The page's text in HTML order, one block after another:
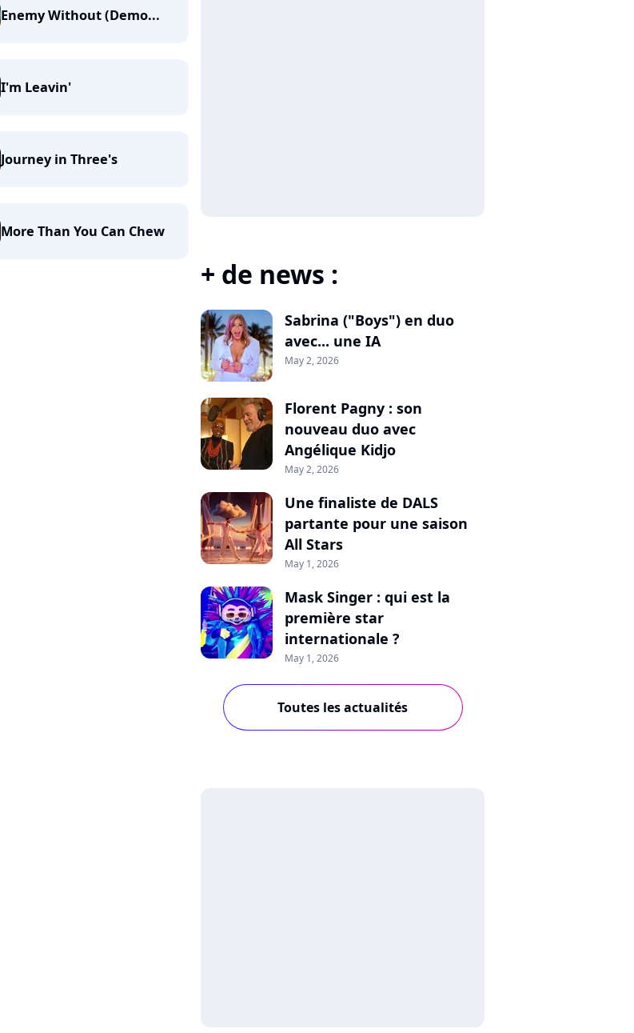
Enemy Without (Demo...
I'm Leavin'
Journey in Three's
More Than You Can Chew
+ de news :
Sabrina ("Boys") en duo
avec... une IA
May 2, 2026
Florent Pagny : son
nouveau duo avec
Angélique Kidjo
May 2, 2026
Une finaliste de DALS
partante pour une saison
All Stars
May 1, 2026
Mask Singer : qui est la
première star
internationale ?
May 1, 2026
Toutes les actualités